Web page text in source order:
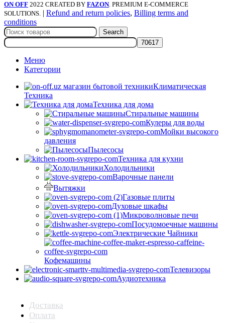
ON OFF 2022 CREATED BY FAZON. PREMIUM E-COMMERCE
SOLUTIONS. | Refund and return policies, Billing terms and
conditions
Search
Меню
Категории
Климатическая
Техника
Техника для дома
Стиральные машины
Кулеры для воды
Мойки высокого
давления
Пылесосы
Техника для кухни
Холодильники
Варочные панели
Вытяжки
Газовые плиты
Духовые шкафы
Микроволновые печи
Посудомоечные машины
Электрические Чайники
Кофемашины
Телевизоры
Аудиотехника
Доставка
Оплата